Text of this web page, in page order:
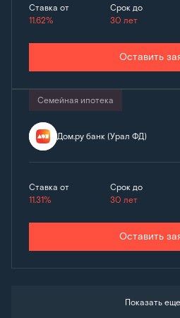
Ставка от
11.62%
Срок до
30 лет
Оставить
Семейная ипотека
Дом.ру банк (Урал ФД)
Ставка от
11.31%
Срок до
30 лет
Оставить
Показать